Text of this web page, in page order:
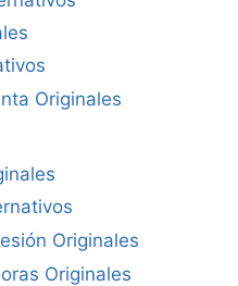
Originales
Originales
Originales